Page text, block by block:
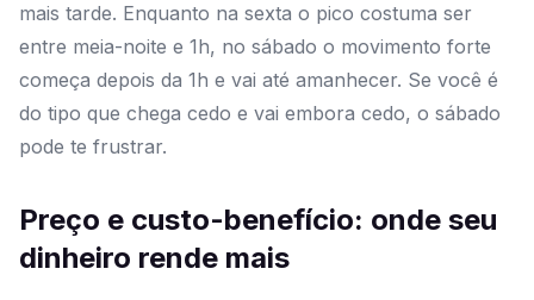
mais tarde. Enquanto na sexta o pico costuma ser
entre meia-noite e 1h, no sábado o movimento forte
começa depois da 1h e vai até amanhecer. Se você é
do tipo que chega cedo e vai embora cedo, o sábado
pode te frustrar.
Preço e custo-benefício: onde seu
dinheiro rende mais